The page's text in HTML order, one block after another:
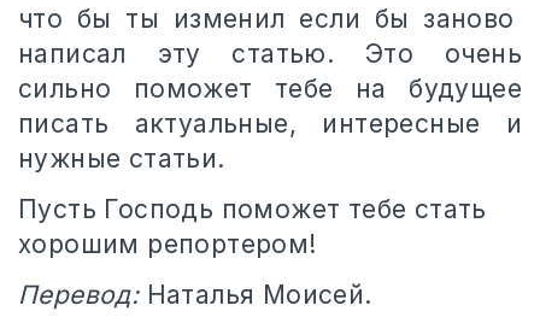
что бы ты изменил если бы заново
написал эту статью. Это очень
сильно поможет тебе на будущее
писать актуальные, интересные и
нужные статьи.
Пусть Господь поможет тебе стать
хорошим репортером!
Перевод:Наталья Моисей.